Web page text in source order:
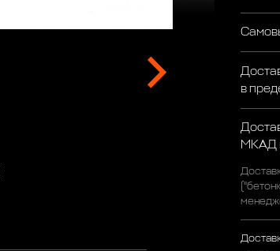
в
МКАД